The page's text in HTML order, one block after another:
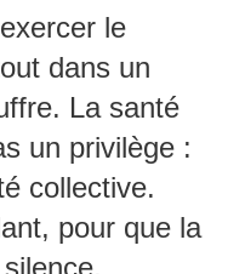
le
dans un
La santé
un privilège :
collective.
pour que la